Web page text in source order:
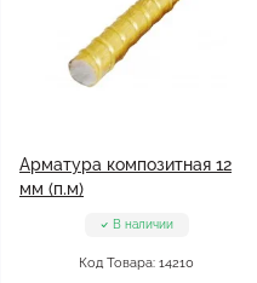
Арматура композитная 12
мм (п.м)
В наличии
Код Товара: 14210